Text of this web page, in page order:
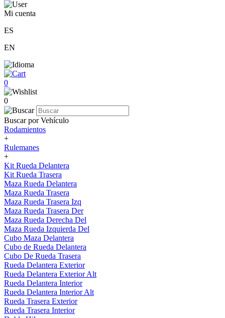
Mi cuenta
ES
EN
0
0
Buscar por Vehículo
Rodamientos
+
Rulemanes
+
Kit Rueda Delantera
Kit Rueda Trasera
Maza Rueda Delantera
Maza Rueda Trasera
Maza Rueda Trasera Izq
Maza Rueda Trasera Der
Maza Rueda Derecha Del
Maza Rueda Izquierda Del
Cubo Maza Delantera
Cubo de Rueda Delantera
Cubo De Rueda Trasera
Rueda Delantera Exterior
Rueda Delantera Exterior Alt
Rueda Delantera Interior
Rueda Delantera Interior Alt
Rueda Trasera Exterior
Rueda Trasera Interior